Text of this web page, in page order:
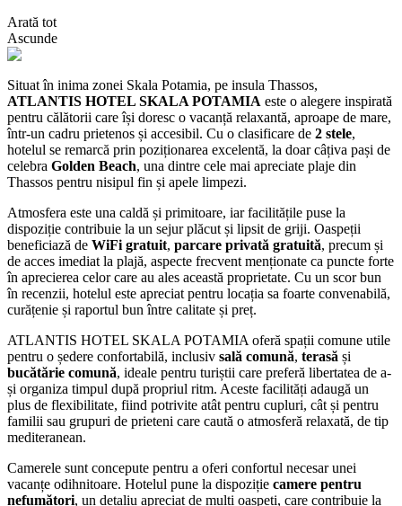
Arată tot
Ascunde
Situat în inima zonei Skala Potamia, pe insula Thassos,
ATLANTIS HOTEL SKALA POTAMIA este o alegere inspirată
pentru călătorii care își doresc o vacanță relaxantă, aproape de mare,
într-un cadru prietenos și accesibil. Cu o clasificare de 2 stele,
hotelul se remarcă prin poziționarea excelentă, la doar câțiva pași de
celebra Golden Beach, una dintre cele mai apreciate plaje din
Thassos pentru nisipul fin și apele limpezi.
Atmosfera este una caldă și primitoare, iar facilitățile puse la
dispoziție contribuie la un sejur plăcut și lipsit de griji. Oaspeții
beneficiază de WiFi gratuit, parcare privată gratuită, precum și
de acces imediat la plajă, aspecte frecvent menționate ca puncte forte
în aprecierea celor care au ales această proprietate. Cu un scor bun
în recenzii, hotelul este apreciat pentru locația sa foarte convenabilă,
curățenie și raportul bun între calitate și preț.
ATLANTIS HOTEL SKALA POTAMIA oferă spații comune utile
pentru o ședere confortabilă, inclusiv sală comună, terasă și
bucătărie comună, ideale pentru turiștii care preferă libertatea de a-
și organiza timpul după propriul ritm. Aceste facilități adaugă un
plus de flexibilitate, fiind potrivite atât pentru cupluri, cât și pentru
familii sau grupuri de prieteni care caută o atmosferă relaxată, de tip
mediteranean.
Camerele sunt concepute pentru a oferi confortul necesar unei
vacanțe odihnitoare. Hotelul pune la dispoziție camere pentru
nefumători, un detaliu apreciat de mulți oaspeți, care contribuie la